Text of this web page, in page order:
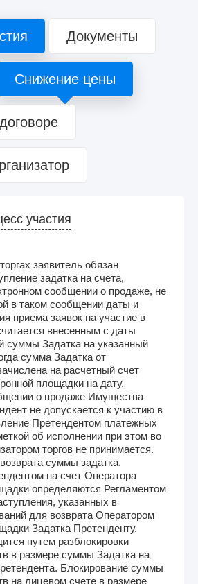
Документы
Снижение цены
участия
заявитель обязан
задатка на счета,
сообщении о продаже, не
в таком сообщении даты и
приема заявок на участие в
внесенным с даты
суммы Задатка на указанный
сумма Задатка от
на расчетный счет
площадки на дату,
о продаже Имущества
не допускается к участию в
Претендентом платежных
об исполнении при этом во
торгов не принимается.
суммы задатка,
на счет Оператора
определяются Регламентом
указанных в
для возврата Оператором
Задатка Претенденту,
путем разблокировки
в размере суммы Задатка на
Блокирование суммы
на лицевом счете в размере